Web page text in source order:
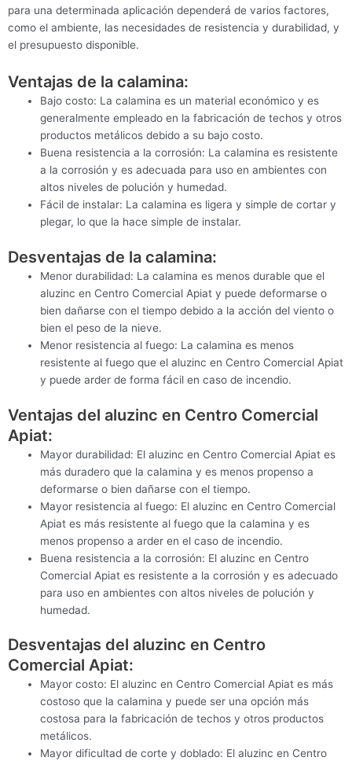
para una determinada aplicación dependerá de varios factores,
como el ambiente, las necesidades de resistencia y durabilidad, y
el presupuesto disponible.
Ventajas de la calamina:
Bajo costo: La calamina es un material económico y es
generalmente empleado en la fabricación de techos y otros
productos metálicos debido a su bajo costo.
Buena resistencia a la corrosión: La calamina es resistente
a la corrosión y es adecuada para uso en ambientes con
altos niveles de polución y humedad.
Fácil de instalar: La calamina es ligera y simple de cortar y
plegar, lo que la hace simple de instalar.
Desventajas de la calamina:
Menor durabilidad: La calamina es menos durable que el
aluzinc en Centro Comercial Apiat y puede deformarse o
bien dañarse con el tiempo debido a la acción del viento o
bien el peso de la nieve.
Menor resistencia al fuego: La calamina es menos
resistente al fuego que el aluzinc en Centro Comercial Apiat
y puede arder de forma fácil en caso de incendio.
Ventajas del aluzinc en Centro Comercial
Apiat:
Mayor durabilidad: El aluzinc en Centro Comercial Apiat es
más duradero que la calamina y es menos propenso a
deformarse o bien dañarse con el tiempo.
Mayor resistencia al fuego: El aluzinc en Centro Comercial
Apiat es más resistente al fuego que la calamina y es
menos propenso a arder en el caso de incendio.
Buena resistencia a la corrosión: El aluzinc en Centro
Comercial Apiat es resistente a la corrosión y es adecuado
para uso en ambientes con altos niveles de polución y
humedad.
Desventajas del aluzinc en Centro
Comercial Apiat:
Mayor costo: El aluzinc en Centro Comercial Apiat es más
costoso que la calamina y puede ser una opción más
costosa para la fabricación de techos y otros productos
metálicos.
Mayor dificultad de corte y doblado: El aluzinc en Centro